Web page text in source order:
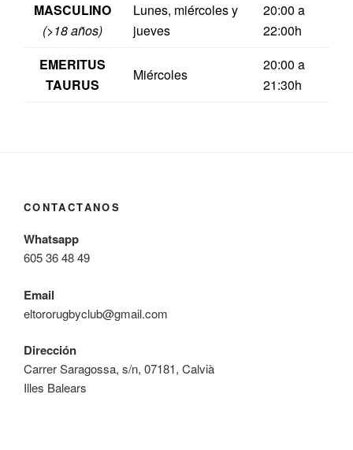
MASCULINO
(>18 años)
Lunes, miércoles y
jueves
20:00 a
22:00h
EMERITUS
TAURUS
Miércoles
20:00 a
21:30h
CONTACTANOS
Whatsapp
605 36 48 49
Email
eltororugbyclub@gmail.com
Dirección
Carrer Saragossa, s/n, 07181, Calvià
Illes Balears